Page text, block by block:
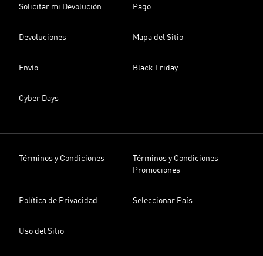
Solicitar mi Devolución Pago
Devoluciones Mapa del Sitio
Envío Black Friday
Cyber Days
Términos y Condiciones
Términos y Condiciones
Promociones
Política de Privacidad Seleccionar País
Uso del Sitio